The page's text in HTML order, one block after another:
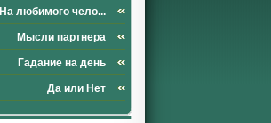
На любимого чело...
Мысли партнера
Гадание на день
Да или Нет